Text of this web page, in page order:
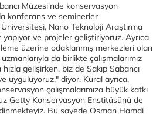
Müzesi'nde konservasyon
konferans ve seminerler
Nano Teknoloji Araştırma
ve projeler geliştiriyoruz. Ayrıca
üzerine odaklanmış merkezleri olan
da birlikte çalışmalarımız
gelişirken, biz de Sakıp Sabancı
uyguluyoruz," diyor. Kural ayrıca,
çalışmalarımıza büyük katkı
Getty Konservasyon Enstitüsünü de
Bu sayede Osman Hamdi